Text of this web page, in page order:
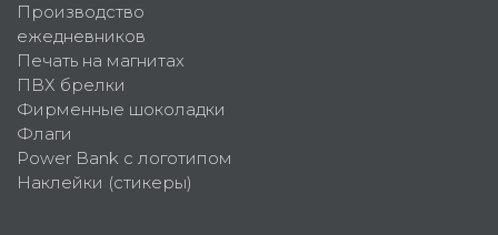
Производство
ежедневников
Печать на магнитах
ПВХ брелки
Фирменные шоколадки
Флаги
Power Bank с логотипом
Наклейки (стикеры)